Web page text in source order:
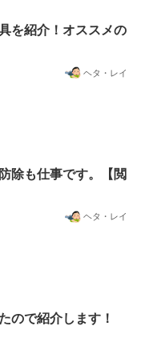
を紹介！オススメの
ヘタ・レイ
除も仕事です。【閲
ヘタ・レイ
ので紹介します！